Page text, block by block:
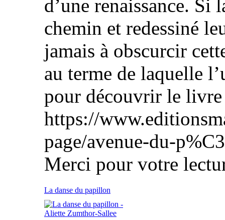
d’une renaissance.
chemin et redessiné
jamais à obscurcir
au terme de laquelle
pour découvrir le
https://
page/avenue-du-
Merci pour votre
La danse du papillon